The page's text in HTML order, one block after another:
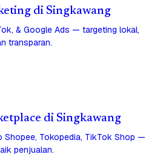
di Singkawang
& Google Ads — targeting lokal,
transparan.
di Singkawang
Shopee, Tokopedia, TikTok Shop —
penjualan.